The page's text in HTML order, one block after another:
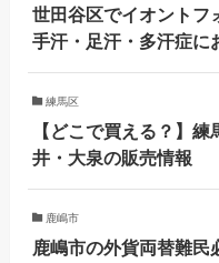
世田谷区でイオントフ
手汗・足汗・多汗症に
練馬区
【どこで買える？】
井・大泉の販売情報
鹿嶋市
鹿嶋市の外貨両替難民